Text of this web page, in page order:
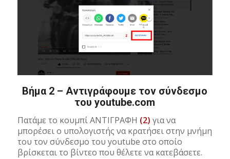
Βήμα 2 – Αντιγράφουμε τον σύνδεσμο
του youtube.com
Πατάμε το κουμπί ΑΝΤΙΓΡΑΦΗ (2) για να
μπορέσει ο υπολογιστής να κρατήσει στην μνήμη
του τον σύνδεσμο του youtube στο οποίο
βρίσκεται το βίντεο που θέλετε να κατεβάσετε.